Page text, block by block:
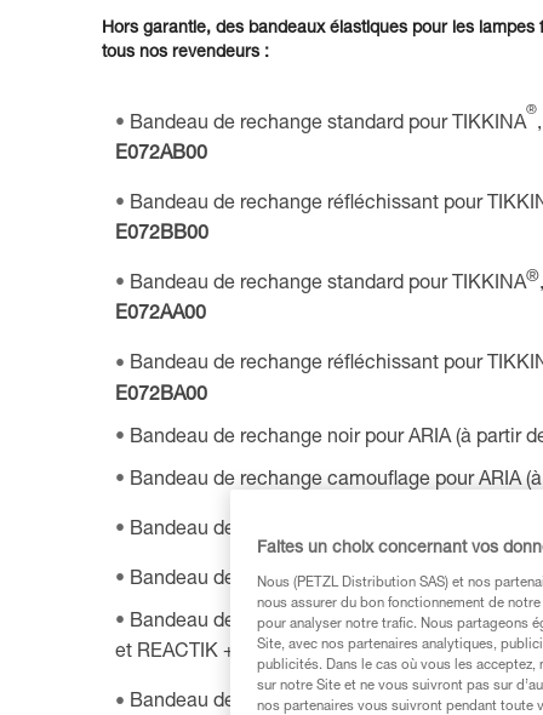
Hors garantie, des bandeaux élastiques pour les
tous nos revendeurs :
Bandeau de rechange standard pour TIKKINA
®
E072AB00
Bandeau de rechange réfléchissant pour
E072BB00
Bandeau de rechange standard pour TIKKINA®
E072AA00
Bandeau de rechange réfléchissant pour
E072BA00
Bandeau de rechange noir pour ARIA (à partir
Bandeau de rechange camouflage pour ARIA
Bandeau de rechange pour SWIFT
Bandeau de rechange pour SWIFT®RL (à
Bandeau de rechange pour SWIFT RL (entre
et REACTIK + (entre 2016 et 2019) :E092EA00
Bandeau de rechange pour NAO RL :
Faites un choix concernant vos
Nous (PETZL Distribution SAS) et nos
nous assurer du bon fonctionnement de
pour analyser notre trafic. Nous partageons
Site, avec nos partenaires analytiques,
publicités. Dans le cas où vous les
sur notre Site et ne vous suivront pas sur
nos partenaires vous suivront pendant toute